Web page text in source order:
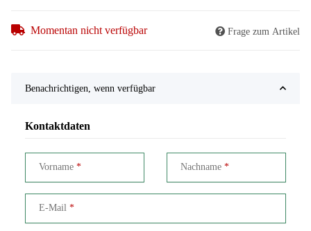
Momentan nicht verfügbar Frage zum Artikel
Benachrichtigen, wenn verfügbar
Kontaktdaten
Vorname Nachname
E-Mail